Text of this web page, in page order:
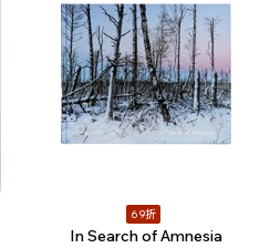
69折
In Search of Amnesia